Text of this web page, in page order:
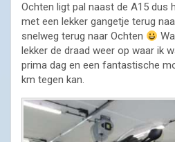
Ochten ligt pal naast de A15 dus
met een lekker gangetje terug
snelweg terug naar Ochten
lekker de draad weer op waar ik
prima dag en een fantastische
km tegen kan.